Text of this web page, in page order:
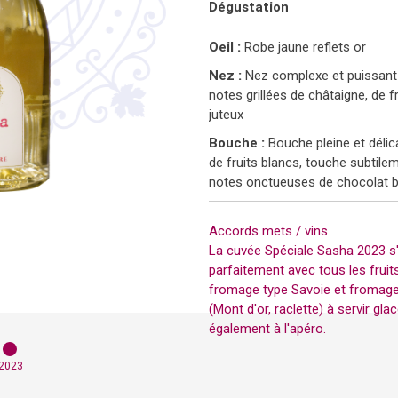
Nez : Nez grillé et expressif sur
exotiques (goyave, banane), et
de bonbon
Bouche :
d’agrumes, touche saline et
Accords mets / vins
parfaitement avec tous les fruits
fromage type Savoie et
(Mont d'or, raclette) à servir
bien frais à l'apéro.
Dégustation
Oeil : Robe jaune reflets or
Nez : Nez complexe et
notes grillées de châtaigne, de
juteux
Bouche : Bouche pleine et
de fruits blancs, touche
notes onctueuses de chocolat
Accords mets / vins
La cuvée Spéciale Sasha 2023
parfaitement avec tous les
fromage type Savoie et
(Mont d'or, raclette) à servir
également à l'apéro.